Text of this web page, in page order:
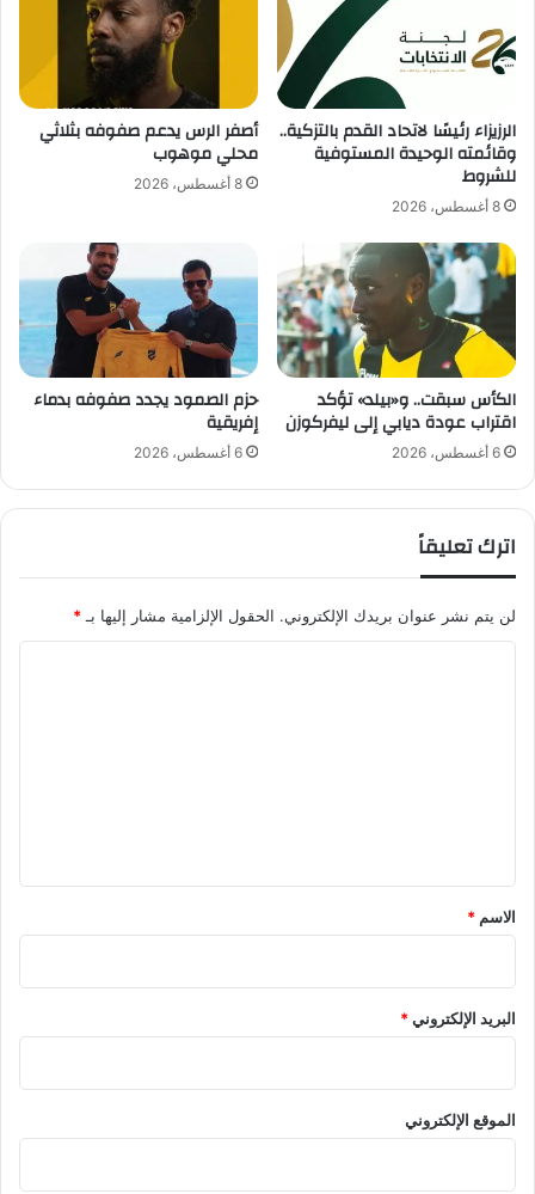
ج
ن
ا
ن
ب
ا
ط
د
ي
.
ا
ض
ب
و
ا
د
ي
ت
ك
م
الرزيزاء رئيسًا لاتحاد القدم بالتزكية..
وقائمته الوحيدة المستوفية
للشروط
8 أغسطس، 2026
أصفر الرس يدعم صفوفه بثلاثي
محلي موهوب
8 أغسطس، 2026
الكأس سبقت.. و«بيلد» تؤكد
اقتراب عودة ديابي إلى ليفركوزن
6 أغسطس، 2026
حزم الصمود يجدد صفوفه بدماء
إفريقية
6 أغسطس، 2026
اترك تعليقاً
لن يتم نشر عنوان بريدك الإلكتروني. الحقول الإلزامية مشار إليها بـ *
*
الاسم *
البريد الإلكتروني*
الموقع الإلكتروني